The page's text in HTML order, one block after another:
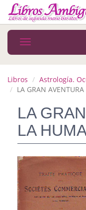
MENÚ PRINCIPAL
Novedades
Arte
Autoayuda. Conocimiento
Autoayuda. Crecimiento
Biografía
Toggle
navigation
Libros
Astrología.
LA GRAN
LA
LA